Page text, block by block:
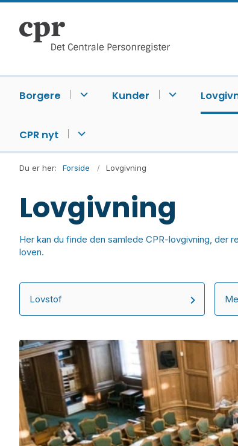
Borgere Kunder
CPR nyt
Du er her: Forside Lovgivning
Lovgivning
Her kan du finde den samlede CPR-lovgivning, der
loven.
Lovstof